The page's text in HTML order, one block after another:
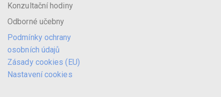
Konzultační hodiny
Odborné učebny
Podmínky ochrany
osobních údajů
Zásady cookies (EU)
Nastavení cookies